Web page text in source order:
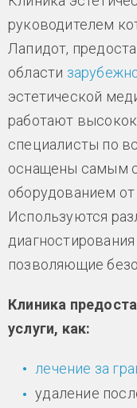
руководителем
Лапидот,
области
эстетической
работают
специалисты по
оснащены самым
оборудованием
Используются
позволяющие
Клиника
услуги, как:
лечение за
удаление